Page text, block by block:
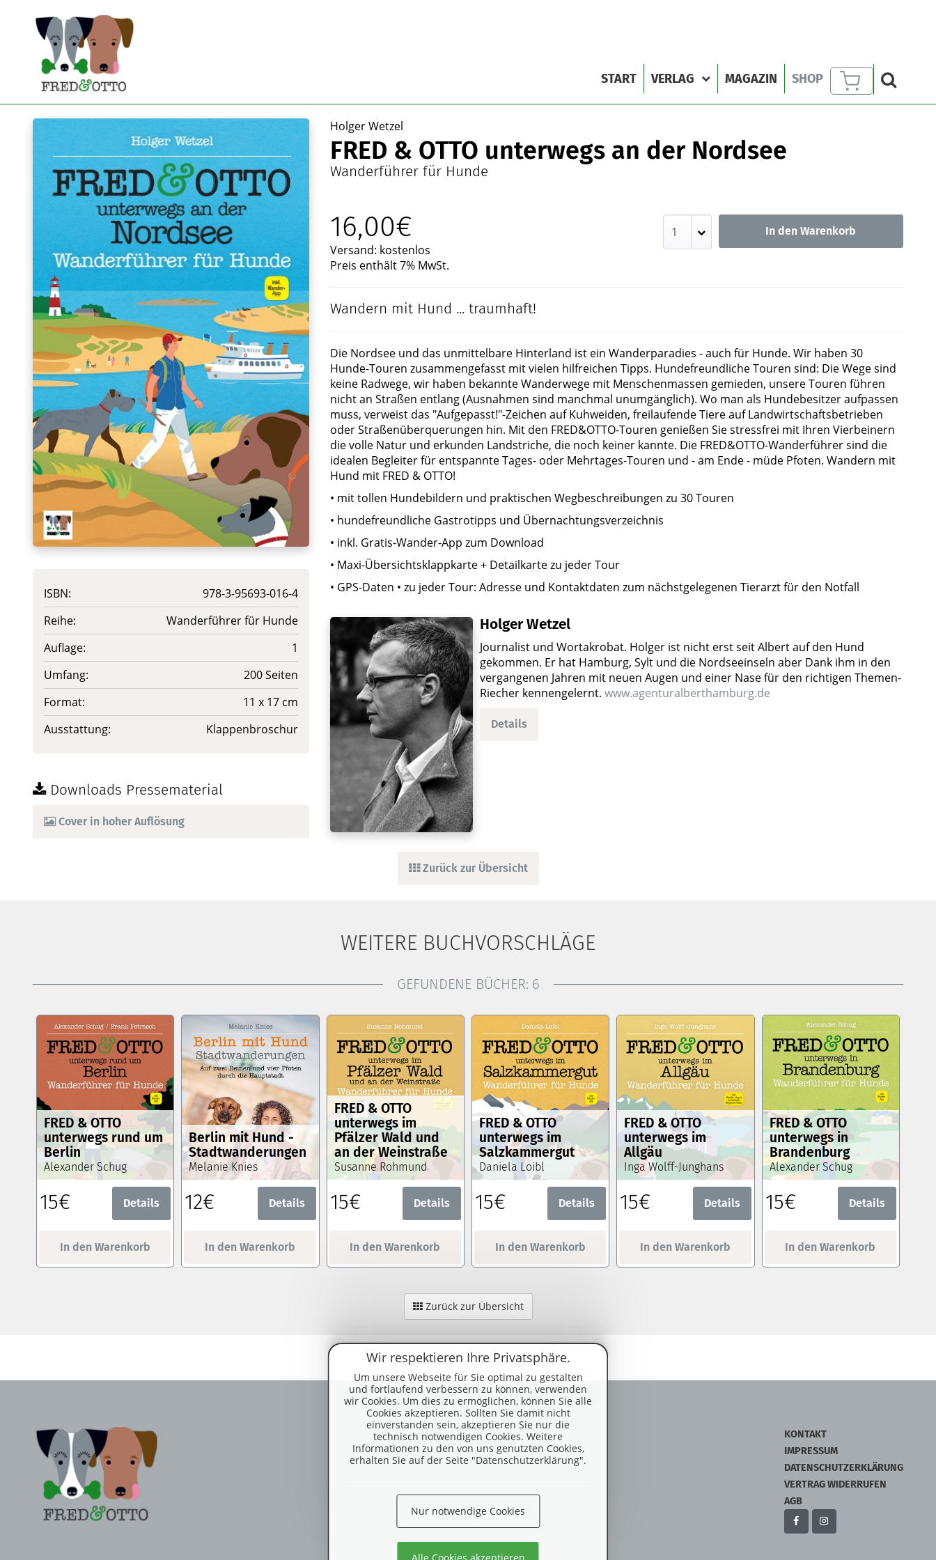
Wir respektieren Ihre Privatsphäre.
Um unsere Webseite für Sie optimal zu gestalten
und fortlaufend verbessern zu können, verwenden
wir Cookies. Um dies zu ermöglichen, können Sie alle
Cookies akzeptieren. Sollten Sie damit nicht
einverstanden sein, akzeptieren Sie nur die
technisch notwendigen Cookies. Weitere
Informationen zu den von uns genutzten Cookies,
erhalten Sie auf der Seite "Datenschutzerklärung".
Nur notwendige Cookies
START VERLAG MAGAZIN SHOP
ISBN:
978-3-95693-016-4
Reihe:
Wanderführer für Hunde
Auflage:
1
Umfang:
200 Seiten
Format:
11 x 17 cm
Ausstattung:
Klappenbroschur
Downloads Pressematerial
Cover in hoher Auflösung
Holger Wetzel
FRED & OTTO unterwegs an der Nordsee
Wanderführer für Hunde
16,00€
Versand: kostenlos
Preis enthält 7% MwSt.
In den Warenkorb
Wandern mit Hund ... traumhaft!
Die Nordsee und das unmittelbare Hinterland ist ein Wanderparadies - auch für Hunde. Wir haben 30
Hunde-Touren zusammengefasst mit vielen hilfreichen Tipps. Hundefreundliche Touren sind: Die Wege sind
keine Radwege, wir haben bekannte Wanderwege mit Menschenmassen gemieden, unsere Touren führen
nicht an Straßen entlang (Ausnahmen sind manchmal unumgänglich). Wo man als Hundebesitzer aufpassen
muss, verweist das "Aufgepasst!"-Zeichen auf Kuhweiden, freilaufende Tiere auf Landwirtschaftsbetrieben
oder Straßenüberquerungen hin. Mit den FRED&OTTO-Touren genießen Sie stressfrei mit Ihren Vierbeinern
die volle Natur und erkunden Landstriche, die noch keiner kannte. Die FRED&OTTO-Wanderführer sind die
idealen Begleiter für entspannte Tages- oder Mehrtages-Touren und - am Ende - müde Pfoten. Wandern mit
Hund mit FRED & OTTO!
• mit tollen Hundebildern und praktischen Wegbeschreibungen zu 30 Touren
• hundefreundliche Gastrotipps und Übernachtungsverzeichnis
• inkl. Gratis-Wander-App zum Download
• Maxi-Übersichtsklappkarte + Detailkarte zu jeder Tour
• GPS-Daten • zu jeder Tour: Adresse und Kontaktdaten zum nächstgelegenen Tierarzt für den Notfall
Holger Wetzel
Journalist und Wortakrobat. Holger ist nicht erst seit Albert auf den Hund
gekommen. Er hat Hamburg, Sylt und die Nordseeinseln aber Dank ihm in den
vergangenen Jahren mit neuen Augen und einer Nase für den richtigen Themen-
Riecher kennengelernt.www.agenturalberthamburg.de
Details
Zurück zur Übersicht
WEITERE BUCHVORSCHLÄGE
GEFUNDENE BÜCHER: 6
FRED & OTTO
unterwegs rund um
Berlin
Alexander Schug
15€ Details
In den Warenkorb
Berlin mit Hund -
Stadtwanderungen
Melanie Knies
12€ Details
In den Warenkorb
FRED & OTTO
unterwegs im
Pfälzer Wald und
an der Weinstraße
Susanne Rohmund
15€ Details
In den Warenkorb
FRED & OTTO
unterwegs im
Salzkammergut
Daniela Loibl
15€ Details
In den Warenkorb
FRED & OTTO
unterwegs im
Allgäu
Inga Wolff-Junghans
15€ Details
In den Warenkorb
FRED & OTTO
unterwegs in
Brandenburg
Alexander Schug
15€ Details
In den Warenkorb
Zurück zur Übersicht
KONTAKT
IMPRESSUM
DATENSCHUTZERKLÄRUNG
VERTRAG WIDERRUFEN
AGB